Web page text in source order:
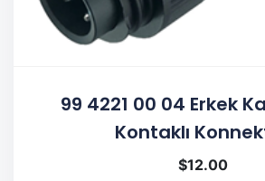
99 4221 00 04 Erkek
Kontaklı
$12.00